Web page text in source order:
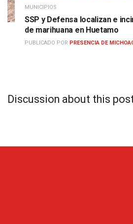
MUNICIPIOS
SSP y Defensa localizan e
de marihuana en Huetamo
PUBLICADO POR PRESENCIA DE
Discussion about this